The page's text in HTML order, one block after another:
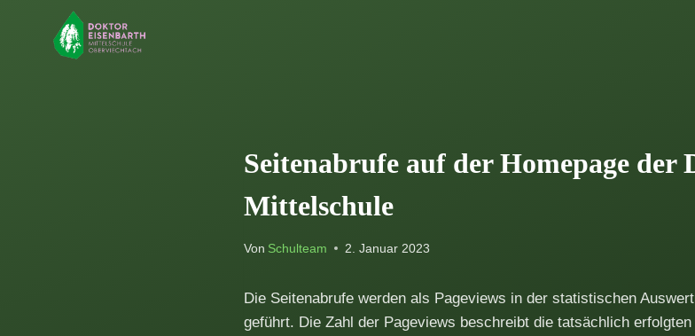
Seitenabrufe auf der Homepage der
Mittelschule
Von Schulteam 2. Januar 2023
Die Seitenabrufe werden als Pageviews in der statistischen
geführt. Die Zahl der Pageviews beschreibt die tatsächlich erfolgten